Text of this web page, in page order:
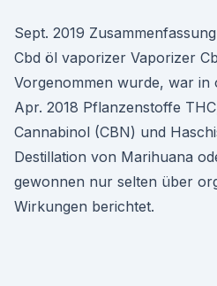
Sept. 2019
Cbd öl vaporizer Vaporizer
Vorgenommen wurde, war in
Apr. 2018 Pflanzenstoffe
Cannabinol (CBN) und
Destillation von Marihuana
gewonnen nur selten über
Wirkungen berichtet.